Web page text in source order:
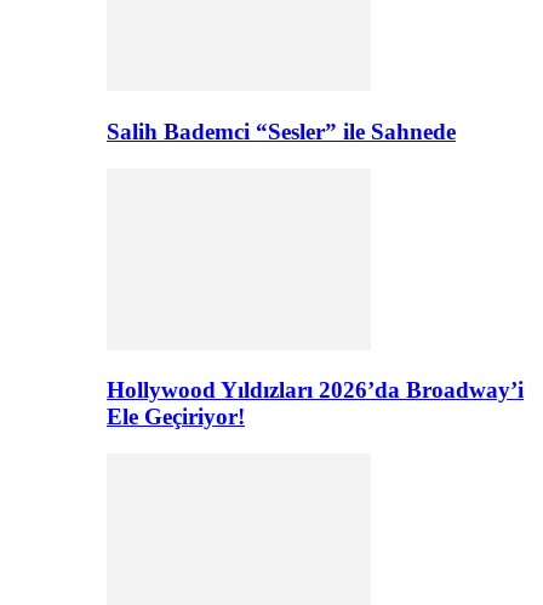
Salih Bademci “Sesler” ile Sahnede
Hollywood Yıldızları 2026’da Broadway’i
Ele Geçiriyor!